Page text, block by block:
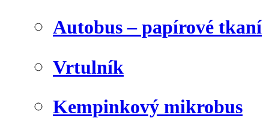
Autobus – papírové tkaní
Vrtulník
Kempinkový mikrobus